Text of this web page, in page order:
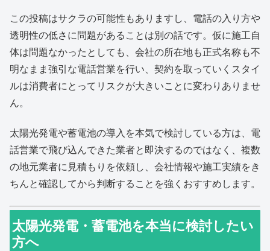
この投稿はサクラの可能性もありますし、電話の入り方や
透明性の低さに問題があることは別の話です。仮に施工自
体は問題なかったとしても、会社の所在地も正式名称も不
明なまま強引な電話営業を行い、契約を取っていくスタイ
ルは消費者にとってリスクが大きいことに変わりありませ
ん。
太陽光発電や蓄電池の導入を本気で検討している方は、電
話営業で飛び込んできた業者と即決するのではなく、複数
の地元業者に見積もりを依頼し、会社情報や施工実績をき
ちんと確認してから判断することを強くおすすめします。
太陽光発電・蓄電池を本当に検討したい
方へ